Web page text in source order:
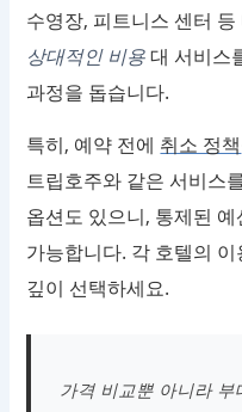
수영장, 피트니스 센터
상대적인 비용대 서비스
과정을 돕습니다.
특히, 예약 전에 취소 정책
트립호주와 같은 서비스
옵션도 있으니, 통제된
가능합니다. 각 호텔의
깊이 선택하세요.
가격 비교뿐 아니라